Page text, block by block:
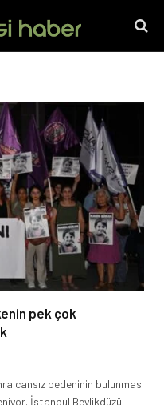
pek çok
cansız bedeninin bulunması
İstanbul Beylikdüzü